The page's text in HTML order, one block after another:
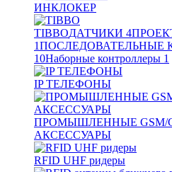
ИНКЛОКЕР
TIBBOДАТЧИКИ 4
1ПОСЛЕДОВАТЕЛЬНЫЕ
10Наборные контроллеры 1
IP ТЕЛЕФОНЫ
ПРОМЫШЛЕННЫЕ GSM/
АКСЕССУАРЫ
RFID UHF ридеры